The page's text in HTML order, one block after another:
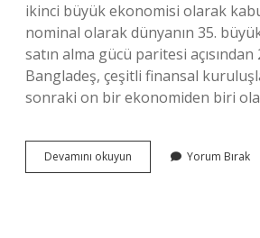
ikinci büyük ekonomisi olarak
nominal olarak dünyanın 35.
satın alma gücü paritesi
Bangladeş, çeşitli finansal
sonraki on bir ekonomiden biri
Devamını okuyun Bangladeş
Fakir
Yorum Bırak